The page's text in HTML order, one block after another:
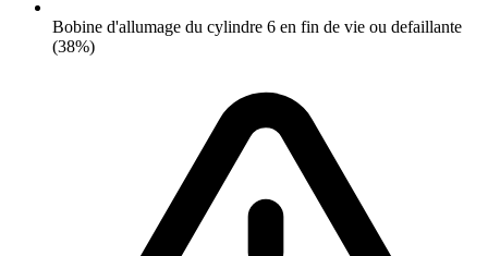
Bobine d'allumage du cylindre 6 en fin de vie ou defaillante
(38%)